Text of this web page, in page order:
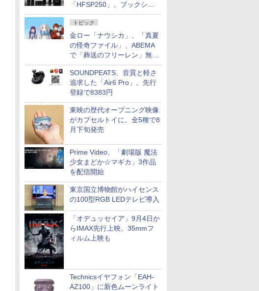
「HFSP250」。ブックシェ
ルフはペア3万円以下
トピック
金ロー「ナウシカ」、「真夏
の怪奇ファイル」、ABEMA
で「葬送のフリーレン」無料
配信など。夏の特番・配信情
報
SOUNDPEATS、音質と軽さ
追求した「Air6 Pro」。先行
登録で8383円
東映の歴代オープニング映像
がカプセルトイに。全5種で8
月下旬発売
Prime Video、「劇場版 魔法
少女まどか☆マギカ」3作品
を配信開始
東京国立博物館がハイセンス
の100型RGB LEDテレビ導入
「オデュッセイア」9月4日か
らIMAX先行上映。35mmフ
ィルム上映も
Technicsイヤフォン「EAH-
AZ100」に新色ムーンライト